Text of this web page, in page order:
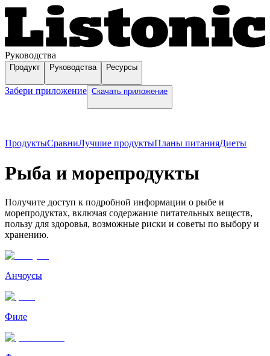
Руководства
Продукт Руководства Ресурсы
Забери приложение Скачать приложение
ПродуктыСравниЛучшие продуктыПланы питанияДиеты
Рыба и морепродукты
Получите доступ к подробной информации о рыбе и
морепродуктах, включая содержание питательных веществ,
пользу для здоровья, возможные риски и советы по выбору и
хранению.
Анчоусы
Филе